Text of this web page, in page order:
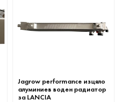
Jagrow performance изцяло
алуминиев воден радиатор
за LANCIA